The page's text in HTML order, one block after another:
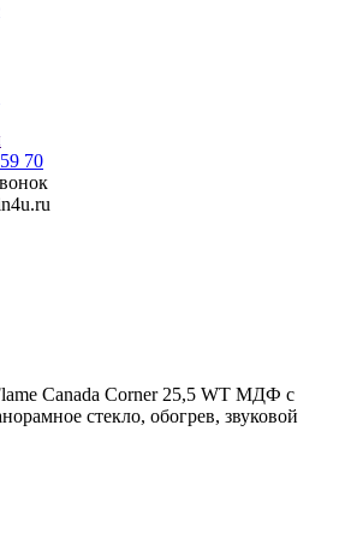
70
Canada Corner 25,5 WT МДФ с
стекло, обогрев, звуковой